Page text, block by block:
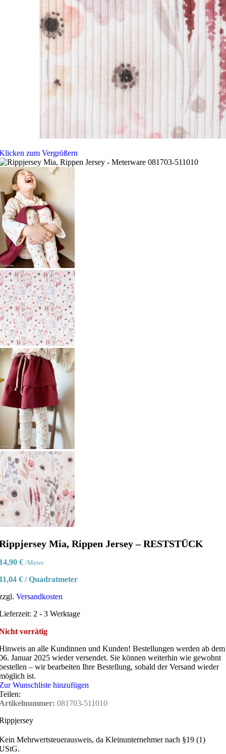
zum Vergrößern
Mia, Rippen Jersey – RESTSTÜCK
€ /Meter
€ /Quadratmeter
Versandkosten
2 - 3 Werktage
vorrätig
an alle Kundinnen und Kunden! Bestellungen werden ab dem
Januar 2025 wieder versendet. Sie können weiterhin wie gewohnt
– wir bearbeiten Ihre Bestellung, sobald der Versand wieder
ist.
Wunschliste hinzufügen
081703-511010
Mehrwertsteuerausweis, da Kleinunternehmer nach §19 (1)